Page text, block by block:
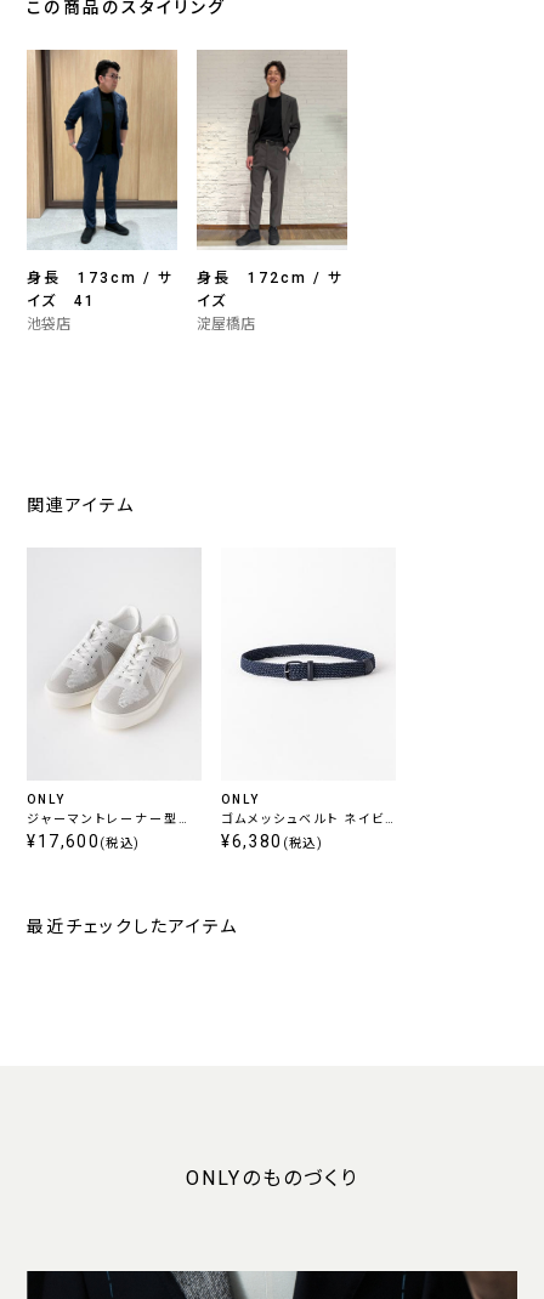
この商品のスタイリング
身長 173cm / サ
イズ 41
池袋店
身長 172cm / サ
イズ
淀屋橋店
関連アイテム
ONLY
ジャーマントレーナー型撥
水ジャージースニーカー
¥17,600 (税込)
ONLY
ゴムメッシュベルト ネイビ
ー
¥6,380 (税込)
最近チェックしたアイテム
ONLYのものづくり